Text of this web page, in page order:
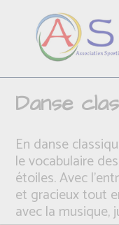
Danse
En danse
le vocabulaire
étoiles. Avec
et gracieux tout
avec la musique,